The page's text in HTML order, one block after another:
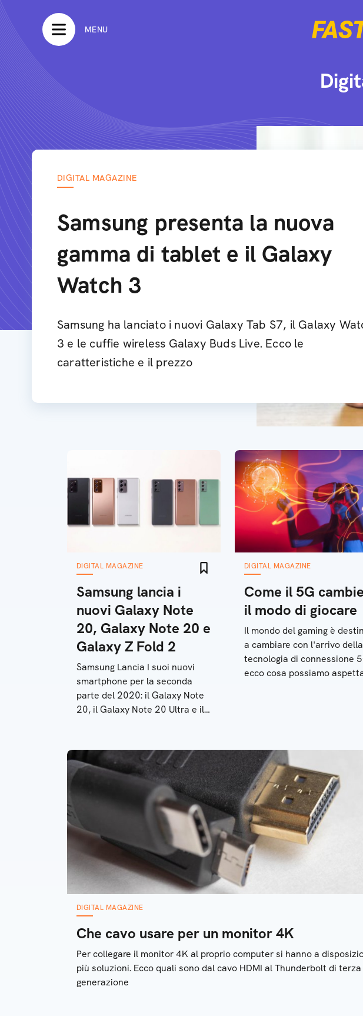
MENU
DIGITAL MAGAZINE
Samsung presenta la nuova
gamma di tablet e il Galaxy
Watch 3
Samsung ha lanciato i nuovi Galaxy Tab S7, il Galaxy
3 e le cuffie wireless Galaxy Buds Live. Ecco le
caratteristiche e il prezzo
DIGITAL MAGAZINE
Samsung lancia i
nuovi Galaxy Note
20, Galaxy Note 20 e
Galaxy Z Fold 2
Samsung Lancia I suoi nuovi
smartphone per la seconda
parte del 2020: il Galaxy Note
20, il Galaxy Note 20 Ultra e il
DIGITAL MAGAZINE
Come il 5G
il modo di giocare
Il mondo del gaming è
a cambiare con l'arrivo della
tecnologia di connessione
ecco cosa possiamo
DIGITAL MAGAZINE
Che cavo usare per un monitor 4K
Per collegare il monitor 4K al proprio computer si hanno a
più soluzioni. Ecco quali sono dal cavo HDMI al Thunderbolt di terza
generazione